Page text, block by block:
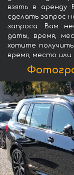
взять в аренду
сделать запрос
запроса. Вам
даты, время,
хотите
время, место